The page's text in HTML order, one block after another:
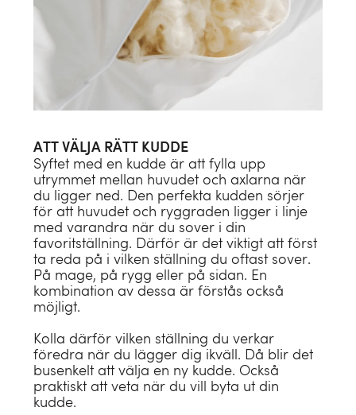
ATT VÄLJA RÄTT KUDDE
Syftet med en kudde är att fylla upp
utrymmet mellan huvudet och axlarna när
du ligger ned. Den perfekta kudden sörjer
för att huvudet och ryggraden ligger i linje
med varandra när du sover i din
favoritställning. Därför är det viktigt att först
ta reda på i vilken ställning du oftast sover.
På mage, på rygg eller på sidan. En
kombination av dessa är förstås också
möjligt.
Kolla därför vilken ställning du verkar
föredra när du lägger dig ikväll. Då blir det
busenkelt att välja en ny kudde. Också
praktiskt att veta när du vill byta ut din
kudde.